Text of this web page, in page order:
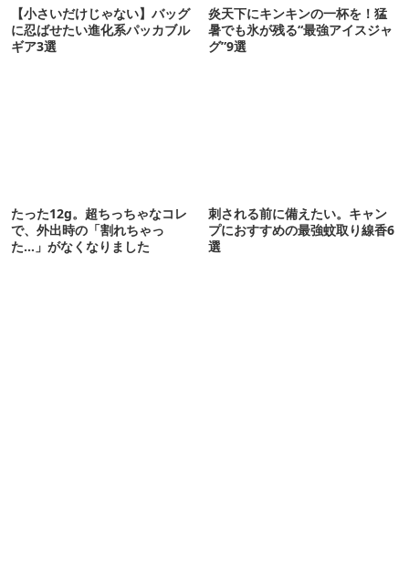
【小さいだけじゃない】バッグ
に忍ばせたい進化系パッカブル
ギア3選
炎天下にキンキンの一杯を！猛
暑でも氷が残る“最強アイスジャ
グ”9選
たった12g。超ちっちゃなコレ
で、外出時の「割れちゃっ
た…」がなくなりました
刺される前に備えたい。キャン
プにおすすめの最強蚊取り線香6
選